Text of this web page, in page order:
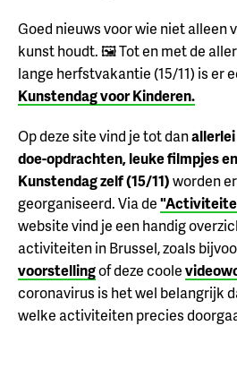
Goed nieuws voor wie niet alleen
kunst houdt. 🖼️ Tot en met de
lange herfstvakantie (15/11) is er
Kunstendag voor Kinderen.
Op deze site vind je tot dan
doe-opdrachten, leuke filmpjes
Kunstendag zelf (15/11)worden
georganiseerd. Via de
website vind je een handig
activiteiten in Brussel, zoals
voorstellingof deze coole
coronavirus is het wel belangrijk
welke activiteiten precies